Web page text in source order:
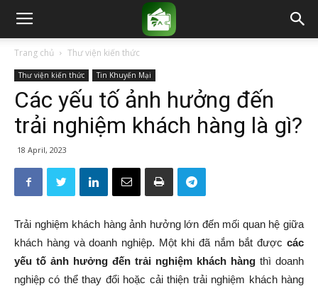
Trang chủ Thư viện kiến thức
Thư viện kiến thức Tin Khuyến Mại
Các yếu tố ảnh hưởng đến
trải nghiệm khách hàng là gì?
18 April, 2023
Trải nghiệm khách hàng ảnh hưởng lớn đến mối quan hệ giữa
khách hàng và doanh nghiệp. Một khi đã nắm bắt được các
yếu tố ảnh hưởng đến trải nghiệm khách hàng thì doanh
nghiệp có thể thay đổi hoặc cải thiện trải nghiệm khách hàng